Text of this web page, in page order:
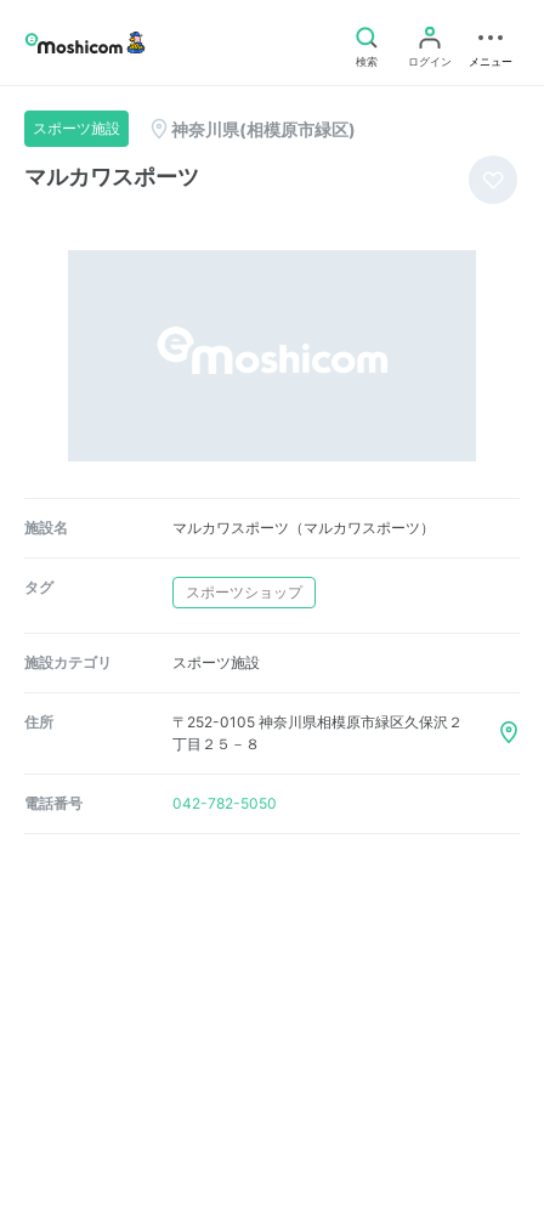
検索 ログイン メニュー
スポーツ施設 神奈川県(相模原市緑区)
マルカワスポーツ
施設名 マルカワスポーツ（マルカワスポーツ）
タグ スポーツショップ
施設カテゴリ スポーツ施設
住所
〒252-0105 神奈川県相模原市緑区久保沢２
丁目２５－８
電話番号 042-782-5050